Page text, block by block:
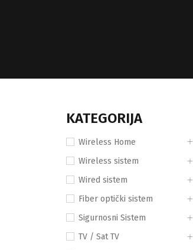
KATEGORIJA
Wireless Home
Wireless sistem
Wired sistem
Fiber optički sistem
Sigurnosni Sistem
TV / Sat TV